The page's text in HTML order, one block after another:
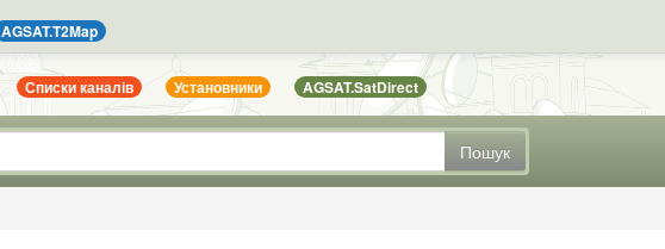
AGSAT.T2Map
Списки каналів Установники AGSAT.SatDirect
Пошук